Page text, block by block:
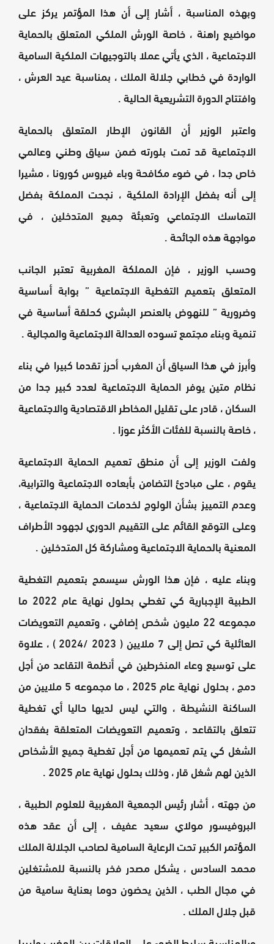
وبهذه المناسبة ، أشار إلى أن هذا المؤتمر يركز على
مواضيع راهنة ، خاصة الورش الملكي المتعلق بالحماية
الاجتماعية ، الذي يأتي عملا بالتوجيهات الملكية السامية
الواردة في خطابي جلالة الملك ، بمناسبة عيد العرش ،
وافتتاح الدورة التشريعية الحالية .
واعتبر الوزير أن القانون الإطار المتعلق بالحماية
الاجتماعية قد تمت بلورته ضمن سياق وطني وعالمي
خاص جدا ، في ضوء مكافحة وباء فيروس كورونا ، مشيرا
إلى أنه بفضل الإرادة الملكية ، نجحت المملكة بفضل
التماسك الاجتماعي وتعبئة جميع المتدخلين ، في
مواجهة هذه الجائحة .
وحسب الوزير ، فإن المملكة المغربية تعتبر الجانب
المتعلق بتعميم التغطية الاجتماعية ” بوابة أساسية
وضرورية ” للنهوض بالعنصر البشري كحلقة أساسية في
تنمية وبناء مجتمع تسوده العدالة الاجتماعية والمجالية .
وأبرز في هذا السياق أن المغرب أحرز تقدما كبيرا في بناء
نظام متين يوفر الحماية الاجتماعية لعدد كبير جدا من
السكان ، قادر على تقليل المخاطر الاقتصادية والاجتماعية
، خاصة بالنسبة للفئات الأكثر عوزا .
ولفت الوزير إلى أن منطق تعميم الحماية الاجتماعية
يقوم ، على مبادئ التضامن بأبعاده الاجتماعية والترابية،
وعدم التمييز بشأن الولوج لخدمات الحماية الاجتماعية ،
وعلى التوقع القائم على التقييم الدوري لجهود الأطراف
المعنية بالحماية الاجتماعية ومشاركة كل المتدخلين .
وبناء عليه ، فإن هذا الورش سيسمح بتعميم التغطية
الطبية الإجبارية كي تغطي بحلول نهاية عام 2022 ما
مجموعه 22 مليون شخص إضافي ، وتعميم التعويضات
العائلية كي تصل إلى 7 ملايين ( 2023 /2024 ) ، علاوة
على توسيع وعاء المنخرطين في أنظمة التقاعد من أجل
دمج ، بحلول نهاية عام 2025 ، ما مجموعه 5 ملايين من
الساكنة النشيطة ، والتي ليس لديها حاليا أي تغطية
تتعلق بالتقاعد ، وتعميم التعويضات المتعلقة بفقدان
الشغل كي يتم تعميمها من أجل تغطية جميع الأشخاص
الذين لهم شغل قار ، وذلك بحلول نهاية عام 2025 .
من جهته ، أشار رئيس الجمعية المغربية للعلوم الطبية ،
البروفيسور مولاي سعيد عفيف ، إلى أن عقد هذه
المؤتمر الكبير تحت الرعاية السامية لصاحب الجلالة الملك
محمد السادس ، يشكل مصدر فخر بالنسبة للمشتغلين
في مجال الطب ، الذين يحضون دوما بعناية سامية من
قبل جلال الملك .